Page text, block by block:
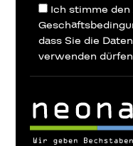
Ich stimme
dass Sie die
verwenden